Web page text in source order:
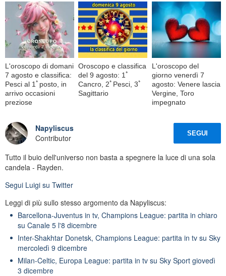
L'oroscopo di domani
7 agosto e classifica:
Pesci al 1ﾟposto, in
arrivo occasioni
preziose
Oroscopo e classifica
del 9 agosto: 1ﾟ
Cancro, 2ﾟPesci, 3ﾟ
Sagittario
L'oroscopo del
giorno venerdì 7
agosto: Venere lascia
Vergine, Toro
impegnato
Napyliscus
Contributor
SEGUI
Tutto il buio dell'universo non basta a spegnere la luce di una sola
candela - Rayden.
Segui Luigi su Twitter
Leggi di più sullo stesso argomento da Napyliscus:
Barcellona-Juventus in tv, Champions League: partita in chiaro
su Canale 5 l'8 dicembre
Inter-Shakhtar Donetsk, Champions League: partita in tv su Sky
mercoledì 9 dicembre
Milan-Celtic, Europa League: partita in tv su Sky Sport giovedì
3 dicembre